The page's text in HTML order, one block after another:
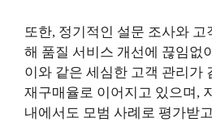
또한, 정기적인 설문 조사와 고
해 품질 서비스 개선에 끊임없
이와 같은 세심한 고객 관리가
재구매율로 이어지고 있으며,
내에서도 모범 사례로 평가받